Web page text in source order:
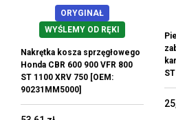
ORYGINAŁ
WYŚLEMY OD RĘKI
Nakrętka kosza sprzęgłowego
Honda CBR 600 900 VFR 800
ST 1100 XRV 750 [OEM:
90231MM5000]